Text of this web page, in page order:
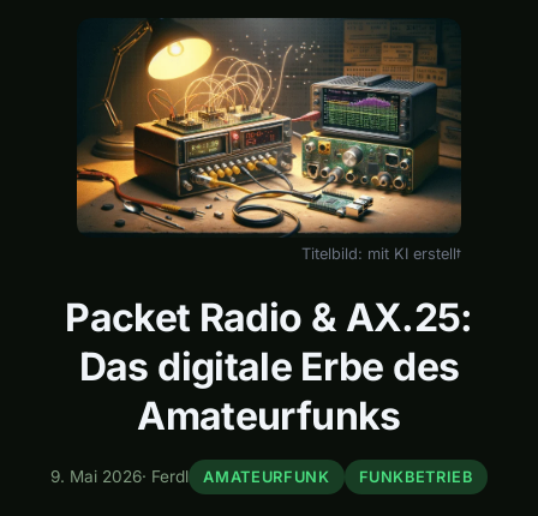
Titelbild: mit KI erstellt
Packet Radio & AX.25:
Das digitale Erbe des
Amateurfunks
9. Mai 2026· Ferdl AMATEURFUNK FUNKBETRIEB